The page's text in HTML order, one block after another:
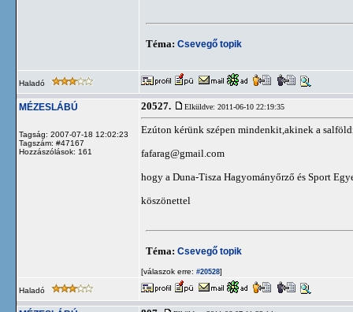
Téma: Csevegő topik
Haladó
MÉZESLÁBÚ
Tagság: 2007-07-18 12:02:23
Tagszám: #47167
Hozzászólások: 161
20527. Elküldve: 2011-06-10 22:19:35
Ezúton kérünk szépen mindenkit,akinek a
fafarag@gmail.com
hogy a Duna-Tisza Hagyományőrző és Sport
köszönettel
Téma: Csevegő topik
[válaszok erre: #20528]
Haladó